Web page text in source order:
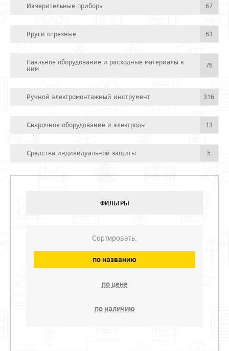
Измерительные приборы 67
Круги отрезные 63
Паяльное оборудование и расходные материалы к
ним 76
Ручной электромонтажный инструмент 316
Сварочное оборудование и электроды 13
Средства индивидуальной защиты 5
ФИЛЬТРЫ
Сортировать:
по названию
по цене
по наличию